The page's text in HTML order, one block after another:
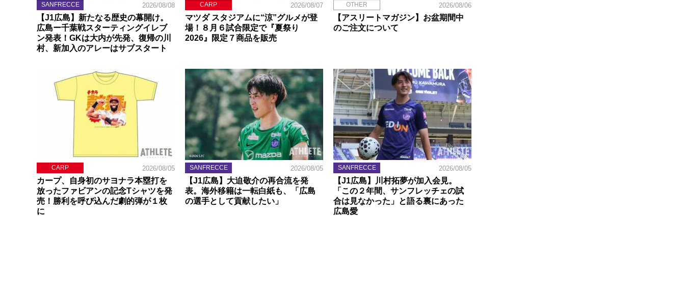
SANFRECCE 2026/08/08
【J1広島】新たなる歴史の幕開け。
広島ー千葉戦スターティングイレブ
ン発表！GKは大内が先発、復帰の川
村、新加入のアレーはサブスタート
CARP 2026/08/07
マツダ スタジアムに“涼”グルメが登
場！８月６試合限定で『夏祭り
2026』限定７商品を販売
OTHER 2026/08/06
【アスリートマガジン】お盆期間中
のご注文について
CARP 2026/08/05
カープ、自身初のサヨナラ本塁打を
放ったファビアンの記念Tシャツを発
売！勝利を呼び込んだ劇的弾が１枚
に
SANFRECCE 2026/08/05
【J1広島】大迫敬介の再合流を発
表。海外移籍は一転白紙も、「広島
の選手として貢献したい」
SANFRECCE 2026/08/05
【J1広島】川村拓夢が加入会見。
「この２年間、サンフレッチェの試
合は見なかった」と語る裏にあった
広島愛